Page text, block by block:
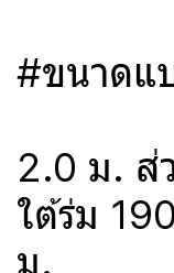
#ขนาดแ
2.0 ม. ส่
ใต้ร่ม
ม.